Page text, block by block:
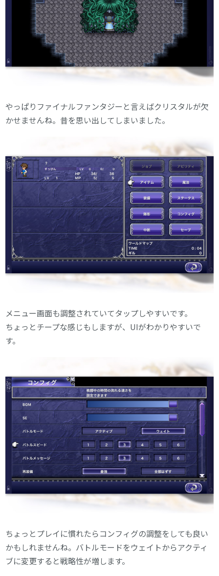
やっぱりファイナルファンタジーと言えばクリスタルが欠
かせませんね。昔を思い出してしまいました。
メニュー画面も調整されていてタップしやすいです。
ちょっとチープな感じもしますが、UIがわかりやすいで
す。
ちょっとプレイに慣れたらコンフィグの調整をしても良い
かもしれませんね。バトルモードをウェイトからアクティ
ブに変更すると戦略性が増します。